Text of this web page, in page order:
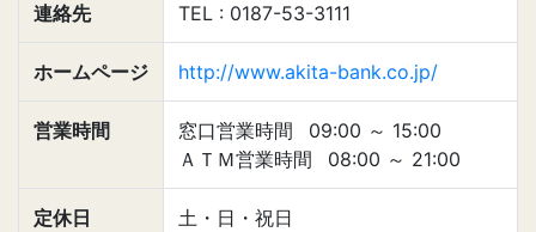
連絡先 TEL : 0187-53-3111
ホームページ http://www.akita-bank.co.jp/
営業時間 窓口営業時間 09:00 ～ 15:00
ＡＴＭ営業時間
08:00 ～ 21:00
定休日 土・日・祝日